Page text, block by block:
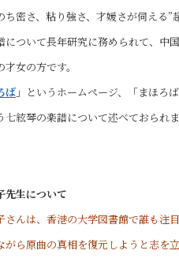
ち密さ、粘り強さ、才媛さが伺える”
ついて長年研究に務められて、中
女の方です。
ば 」 というホームページ、「まほろ
七絃琴の楽譜について述べておられま
先生について
さんは、香港の大学図書館で誰も注
がら原曲の真相を復元しようと志を